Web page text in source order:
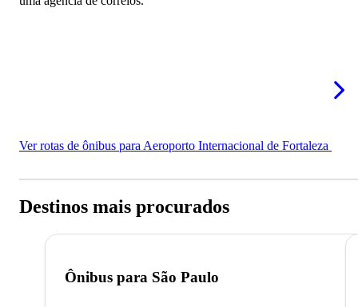
Ver rotas de ônibus para Aeroporto Internacional de Fortaleza
Destinos mais procurados
Ônibus para São Paulo